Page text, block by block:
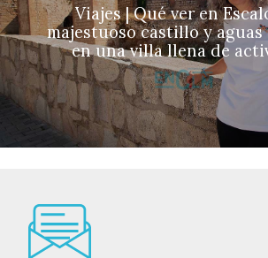
Viajes | Qué ver en
majestuoso castillo y
en una villa llena de